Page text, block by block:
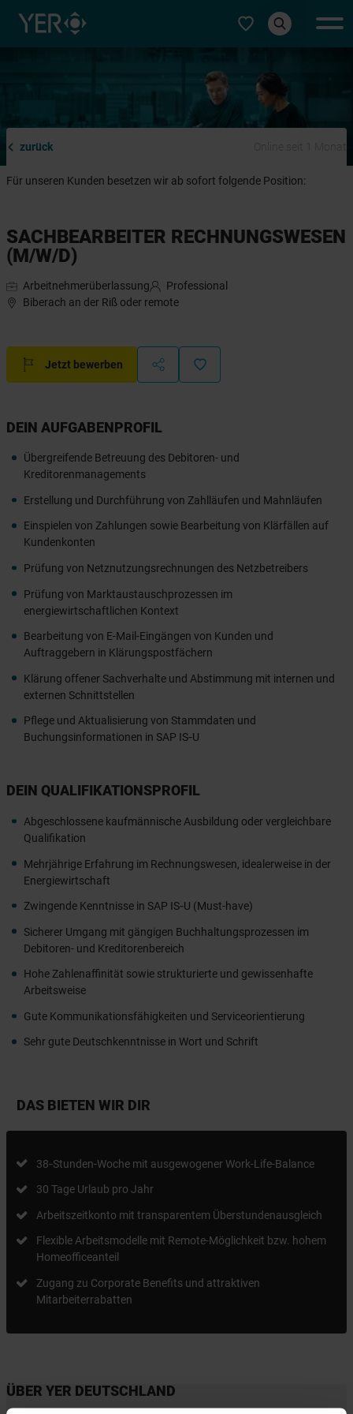
Typ auswählen
zurück
Für unseren Kunden besetzen wir ab sofort folgende Position:
SACHBEARBEITER RECHNUNGSWESEN
(M/W/D)
Arbeitnehmerüberlassung
Professional
Biberach an der Riß oder remote
Jetzt bewerben
DEIN AUFGABENPROFIL
Übergreifende Betreuung des Debitoren- und
Kreditorenmanagements
Erstellung und Durchführung von Zahlläufen und Mahnläufen
Einspielen von Zahlungen sowie Bearbeitung von Klärfällen auf
Kundenkonten
Prüfung von Netznutzungsrechnungen des Netzbetreibers
Prüfung von Marktaustauschprozessen im
energiewirtschaftlichen Kontext
Bearbeitung von E-Mail-Eingängen von Kunden und
Auftraggebern in Klärungspostfächern
Klärung offener Sachverhalte und Abstimmung mit internen und
externen Schnittstellen
Pflege und Aktualisierung von Stammdaten und
Buchungsinformationen in SAP IS‑U
DEIN QUALIFIKATIONSPROFIL
Abgeschlossene kaufmännische Ausbildung oder vergleichbare
Qualifikation
Mehrjährige Erfahrung im Rechnungswesen, idealerweise in der
Energiewirtschaft
Zwingende Kenntnisse in SAP IS‑U (Must-have)
Sicherer Umgang mit gängigen Buchhaltungsprozessen im
Debitoren- und Kreditorenbereich
Hohe Zahlenaffinität sowie strukturierte und gewissenhafte
Arbeitsweise
Gute Kommunikationsfähigkeiten und Serviceorientierung
Sehr gute Deutschkenntnisse in Wort und Schrift
DAS BIETEN WIR DIR
38‑Stunden-Woche mit ausgewogener Work-Life-Balance
30 Tage Urlaub pro Jahr
Arbeitszeitkonto mit transparentem Überstundenausgleich
Flexible Arbeitsmodelle mit Remote-Möglichkeit bzw. hohem
Homeofficeanteil
Zugang zu Corporate Benefits und attraktiven
Mitarbeiterrabatten
ÜBER YER DEUTSCHLAND